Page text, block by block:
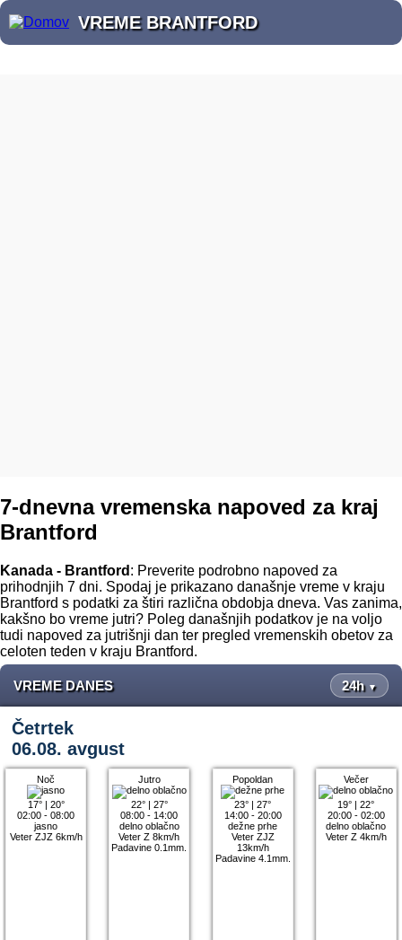
VREME BRANTFORD
7-dnevna vremenska napoved za kraj
Brantford
Kanada - Brantford : Preverite podrobno napoved za
prihodnjih 7 dni. Spodaj je prikazano današnje vreme v kraju
Brantford s podatki za štiri različna obdobja dneva. Vas zanima,
kakšno bo vreme jutri? Poleg današnjih podatkov je na voljo
tudi napoved za jutrišnji dan ter pregled vremenskih obetov za
celoten teden v kraju Brantford.
VREME DANES 24h ▼
Četrtek
06.08. avgust
Noč
17°| 20°
02:00 - 08:00
jasno
Veter ZJZ 6km/h
Jutro
22°| 27°
08:00 - 14:00
delno oblačno
Veter Z 8km/h
Padavine 0.1mm.
Popoldan
23° |27°
14:00 - 20:00
dežne prhe
Veter ZJZ
13km/h
Padavine 4.1mm.
Večer
19° |22°
20:00 - 02:00
delno oblačno
Veter Z 4km/h